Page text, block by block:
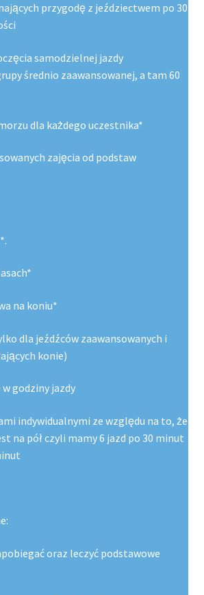
przygodę z jeździectwem po 30
samodzielnej jazdy
średnio zaawansowanej, a tam 60
dla każdego uczestnika*
zajęcia od podstaw
na koniu*
dla jeźdźców zaawansowanych i
konie)
godziny jazdy
indywidualnymi ze względu na to, że
na pół czyli mamy 6 jazd po 30 minut
oraz leczyć podstawowe